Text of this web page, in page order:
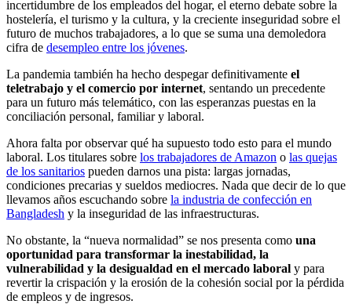
incertidumbre de los empleados del hogar, el eterno debate sobre la
hostelería, el turismo y la cultura, y la creciente inseguridad sobre el
futuro de muchos trabajadores, a lo que se suma una demoledora
cifra de desempleo entre los jóvenes.
La pandemia también ha hecho despegar definitivamente el
teletrabajo y el comercio por internet, sentando un precedente
para un futuro más telemático, con las esperanzas puestas en la
conciliación personal, familiar y laboral.
Ahora falta por observar qué ha supuesto todo esto para el mundo
laboral. Los titulares sobre los trabajadores de Amazon o las quejas
de los sanitarios pueden darnos una pista: largas jornadas,
condiciones precarias y sueldos mediocres. Nada que decir de lo que
llevamos años escuchando sobre la industria de confección en
Bangladesh y la inseguridad de las infraestructuras.
No obstante, la “nueva normalidad” se nos presenta como una
oportunidad para transformar la inestabilidad, la
vulnerabilidad y la desigualdad en el mercado laboral y para
revertir la crispación y la erosión de la cohesión social por la pérdida
de empleos y de ingresos.